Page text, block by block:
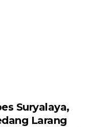
Suryalaya,
Larang